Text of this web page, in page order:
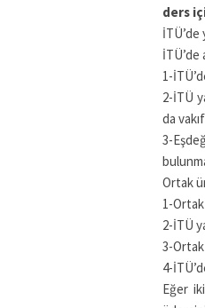
ders
İTÜ’de
İTÜ’de
1-
2-İTÜ
da
3-
Ortak
1-
2-İTÜ
3-
4-
Eğer